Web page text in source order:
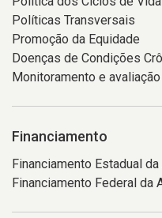
Políticas Transversais
Promoção da Equidade
Doenças de Condições
Monitoramento e avaliação
Financiamento
Financiamento Estadual da
Financiamento Federal da